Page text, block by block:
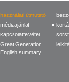
használati útmutató
médiaajánlat
kapcsolatfelvétel
Great Generation
English summary